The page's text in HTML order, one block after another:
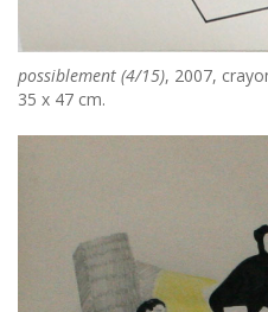
possiblement (4/15), 2007,
35 x 47 cm.